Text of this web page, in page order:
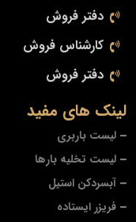
لینک های مفید
لیست باربری
لیست تخلیه بارها
آبسردکن استیل
فریزر ایستاده
دفتر فروش
کارشناس فروش
دفتر فروش